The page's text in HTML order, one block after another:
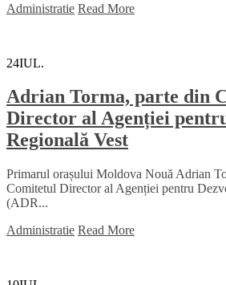
Administratie Read More
24IUL.
Adrian Torma, parte din
Director al Agenției
Regională Vest
Primarul orașului Moldova Nouă Adrian
Comitetul Director al Agenției pentru
(ADR...
Administratie Read More